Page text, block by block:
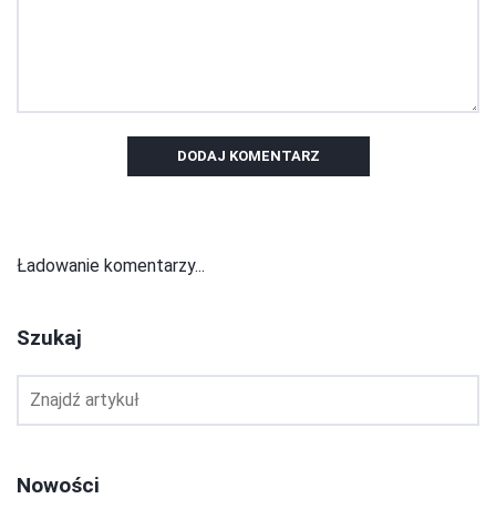
DODAJ KOMENTARZ
Ładowanie komentarzy...
Szukaj
Nowości